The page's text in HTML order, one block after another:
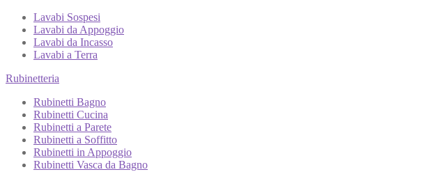
Lavabi Sospesi
Lavabi da Appoggio
Lavabi da Incasso
Lavabi a Terra
Rubinetteria
Rubinetti Bagno
Rubinetti Cucina
Rubinetti a Parete
Rubinetti a Soffitto
Rubinetti in Appoggio
Rubinetti Vasca da Bagno